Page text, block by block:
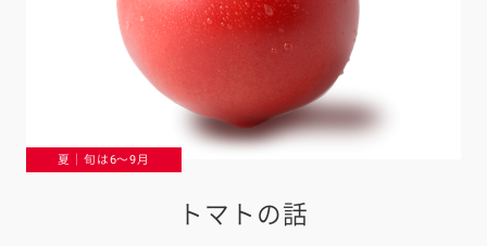
夏｜旬は6〜9月
トマトの話